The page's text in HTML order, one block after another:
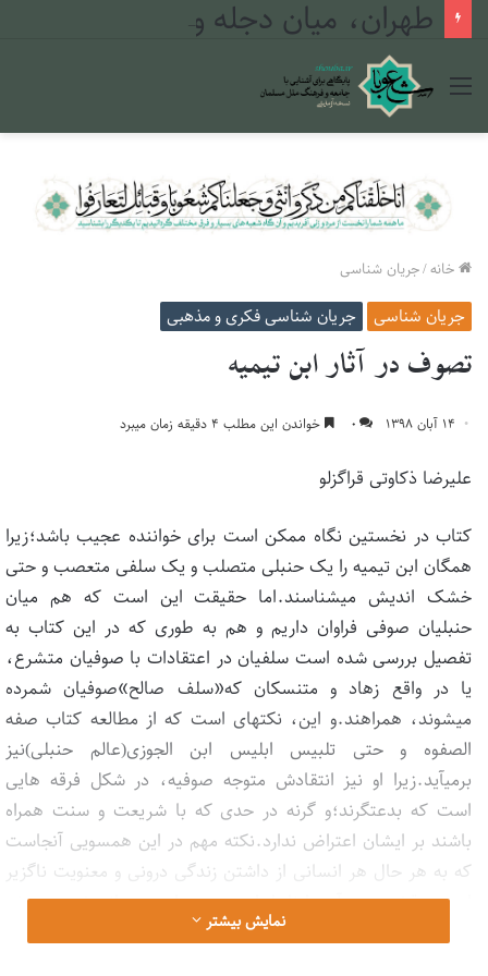
طهران، میان دجله و فرات
منو
خانه/جریان شناسی
جریان شناسی جریان شناسی فکری و مذهبی
تصوف در آثار ابن تیمیه
۱۴ آبان ۱۳۹۸ ۰ خواندن این مطلب ۴ دقیقه زمان میبرد
علیرضا ذکاوتی قراگزلو
کتاب در نخستین نگاه ممکن است برای خواننده عجیب باشد؛زیرا
همگان ابن تیمیه را یک حنبلی متصلب و یک سلفی متعصب و حتی
خشک اندیش می‏شناسند.اما حقیقت این است که هم میان
حنبلیان صوفی فراوان داریم و هم به طوری که در این کتاب به
تفصیل بررسی شده است سلفیان در اعتقادات با صوفیان متشرع،
یا در واقع زهاد و متنسکان که«سلف صالح»صوفیان شمرده
می‏شوند، همراهند.و این، نکته‏ای است که از مطالعه کتاب صفه
الصفوه و حتی تلبیس ابلیس ابن الجوزی(عالم حنبلی)نیز
برمی‏آید.زیرا او نیز انتقادش متوجه صوفیه، در شکل فرقه هایی
است که بدعتگرند؛و گرنه در حدی که با شریعت و سنت همراه
باشند بر ایشان اعتراض ندارد.نکته مهم در این همسویی آنجاست
که به هر حال هر انسانی از داشتن زندگی درونی و معنویت ناگزیر
است و قشریترین آدمها ناچار است به پرواز روح و اندیشه و جنبش
احساسات و عواطف- هر چند در گوشه‏ای مجال و میدانی بدهد.
نمایش بیشتر